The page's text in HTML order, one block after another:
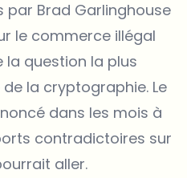
par Brad Garlinghouse
le commerce illégal
question la plus
la cryptographie. Le
dans les mois à
contradictoires sur
aller.